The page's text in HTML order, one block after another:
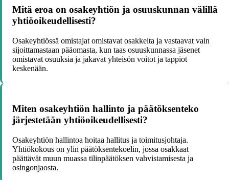
Mitä eroa on osakeyhtiön ja osuuskunnan välillä
yhtiöoikeudellisesti?
Osakeyhtiössä omistajat omistavat osakkeita ja vastaavat vain
sijoittamastaan pääomasta, kun taas osuuskunnassa jäsenet
omistavat osuuksia ja jakavat yhteisön voitot ja tappiot
keskenään.
Miten osakeyhtiön hallinto ja päätöksenteko
järjestetään yhtiöoikeudellisesti?
Osakeyhtiön hallintoa hoitaa hallitus ja toimitusjohtaja.
Yhtiökokous on ylin päätöksentekoelin, jossa osakkaat
päättävät muun muassa tilinpäätöksen vahvistamisesta ja
osingonjaosta.